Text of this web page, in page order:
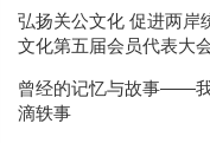
弘扬关公文化 促进两岸
文化第五届会员代表大
曾经的记忆与故事——
滴轶事